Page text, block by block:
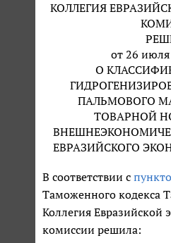
КОЛЛЕГИЯ
от 26 июля
О
ПАЛЬМОВОГО
ТОВАРНОЙ
ЕВРАЗИЙСКОГО
В соответствии с
Таможенного кодекса
Коллегия Евразийской
комиссии решила: